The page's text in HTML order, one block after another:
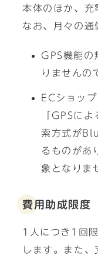
本体のほか、充
なお、月々の通
GPS機能
りませんの
ECショッ
「GPSに
索方式が
るものがあ
象となりま
費用助成限度
1人につき1回
します。また